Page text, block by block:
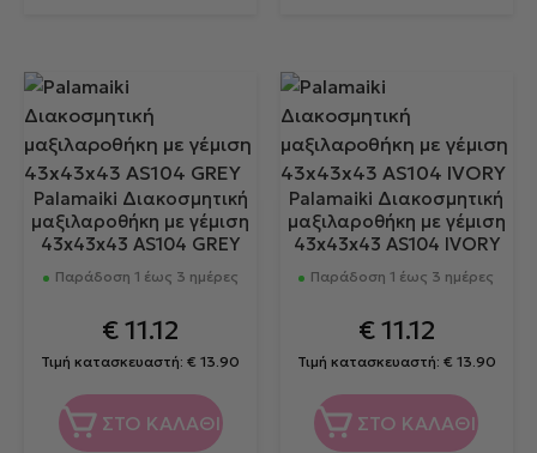
Palamaiki Διακοσμητική
μαξιλαροθήκη με γέμιση
43x43x43 AS104 GREY
Παράδοση 1 έως 3 ημέρες
€11.12
Τιμή κατασκευαστή:€ 13.90
ΣΤΟ ΚΑΛΑΘΙ
Palamaiki Διακοσμητική
μαξιλαροθήκη με γέμιση
43x43x43 AS104 IVORY
Παράδοση 1 έως 3 ημέρες
€11.12
Τιμή κατασκευαστή: € 13.90
ΣΤΟ ΚΑΛΑΘΙ